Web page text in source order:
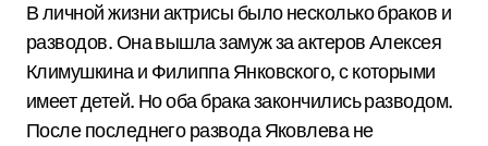
В личной жизни актрисы было несколько браков и
разводов. Она вышла замуж за актеров Алексея
Климушкина и Филиппа Янковского, с которыми
имеет детей. Но оба брака закончились разводом.
После последнего развода Яковлева не